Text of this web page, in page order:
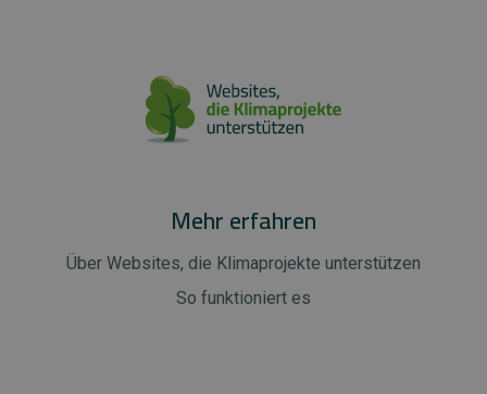
Mehr erfahren
Über Websites, die Klimaprojekte unterstützen
So funktioniert es